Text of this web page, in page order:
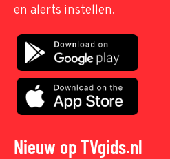
en alerts instellen.
Nieuw op TVgids.nl